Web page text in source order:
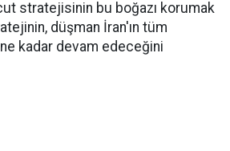
stratejisinin bu boğazı korumak
düşman İran'ın tüm
kadar devam edeceğini